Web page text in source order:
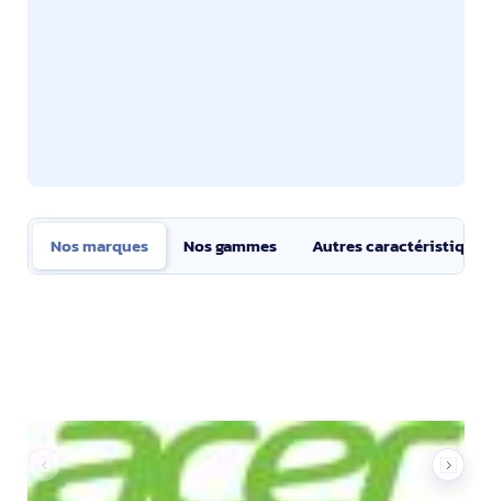
Nos marques Nos gammes Autres caractéristiques